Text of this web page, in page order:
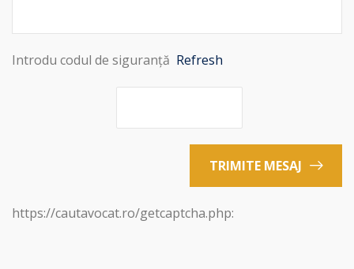
Introdu codul de siguranță Refresh
TRIMITE MESAJ
https://cautavocat.ro/getcaptcha.php: